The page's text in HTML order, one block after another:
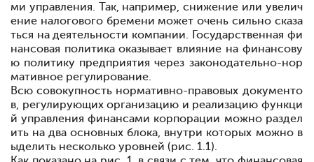
ми управления. Так, например, снижение или увелич
ение налогового бремени может очень сильно сказа
ться на деятельности компании. Государственная фи
нансовая политика оказывает влияние на финансову
ю политику предприятия через законодательно-нор
мативное регулирование.
Всю совокупность нормативно-правовых документо
в, регулирующих организацию и реализацию функци
й управления финансами корпорации можно раздел
ить на два основных блока, внутри которых можно в
ыделить несколько уровней (рис. 1.1).